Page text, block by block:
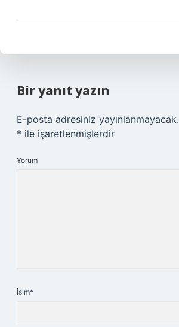
Bir yanıt yazın
E-posta adresiniz yayınlanmayacak.
* ile işaretlenmişlerdir
Yorum
İsim*